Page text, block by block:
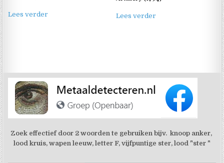
Lees verder Lees verder
Zoek effectief door 2 woorden te gebruiken bijv. knoop anker,
lood kruis, wapen leeuw, letter F, vijfpuntige ster, lood "ster "